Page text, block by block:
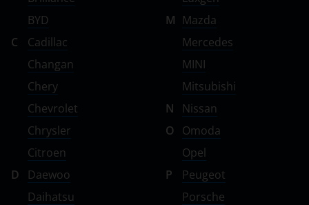
BYD
C
Cadillac
Changan
Chery
Chevrolet
Chrysler
Citroen
D
Daewoo
Daihatsu
M Mazda
Mercedes
MINI
Mitsubishi
N
Nissan
O
Omoda
Opel
P
Peugeot
Porsche